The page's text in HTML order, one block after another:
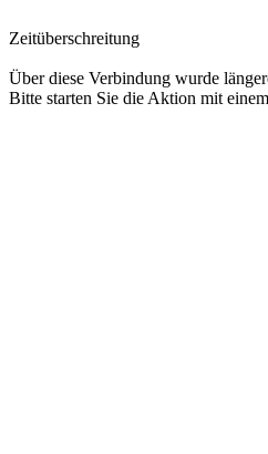
Zeitüberschreitung
Über diese Verbindung wurde
Bitte starten Sie die Aktion mit